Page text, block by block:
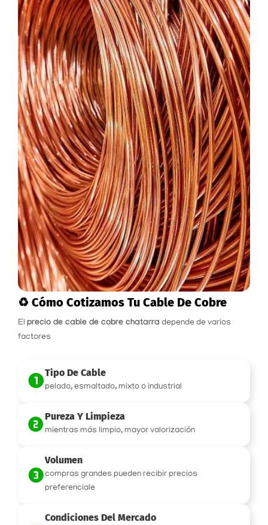
♻️ Cómo Cotizamos Tu Cable De Cobre
El precio de cable de cobre chatarra depende de varios
factores
Tipo De Cable
pelado, esmaltado, mixto o industrial
Pureza Y Limpieza
mientras más limpio, mayor valorización
Volumen
compras grandes pueden recibir precios
preferenciale
Condiciones Del Mercado